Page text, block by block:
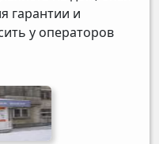
гарантии и
у операторов